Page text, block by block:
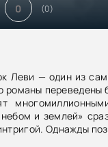
0 (0)
Леви — один из
романы переведены
и землей»
Однажды
архитектора